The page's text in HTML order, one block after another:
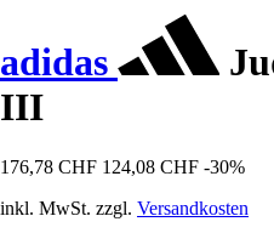
adidas
III
176,78 CHF 124,08 CHF -30%
inkl. MwSt. zzgl. Versandkosten